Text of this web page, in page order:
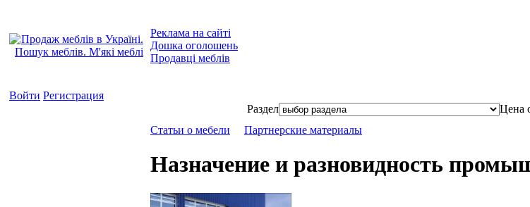
Реклама на сайті
Дошка оголошень
Продавці меблів
Войти Регистрация
Раздел
Ценa
Статьи о мебели Партнерские материалы
Назначение и разновидность